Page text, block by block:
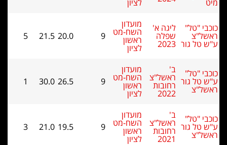
לציון
"טל"
גור
ליגה א'
שפלה
2023
מועדון
השח-מט
ראשון
לציון
9
21.5
5
"טל"
גור
ב'
ראשל"צ
רחובות
2022
השח-מט
ראשון
לציון
9
30.0
1
"טל"
גור
ב'
ראשל"צ
רחובות
2021
השח-מט
ראשון
לציון
9
21.0
3